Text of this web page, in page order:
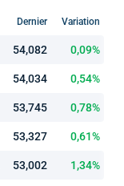
Dernier Variation
54,082 0,09%
54,034 0,54%
53,745 0,78%
53,327 0,61%
53,002 1,34%